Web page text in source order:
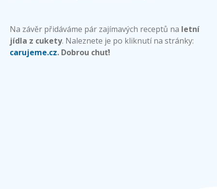
Na závěr přidáváme pár zajímavých receptů na letní
jídla z cukety. Naleznete je po kliknutí na stránky:
carujeme.cz. Dobrou chuť!